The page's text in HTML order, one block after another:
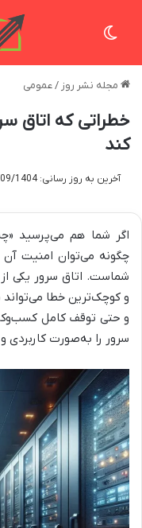
مجله نشر روز /عمومی
خطراتی که اتاق
کند
آخرین به روز رسانی: 11/09/1404
اگر شما هم می‌پرسید
چگونه می‌توان امنیت آن
شماست. اتاق سرور
و کوچک‌ترین خطا
و حتی توقف کامل
سرور را به‌صورت کاربردی